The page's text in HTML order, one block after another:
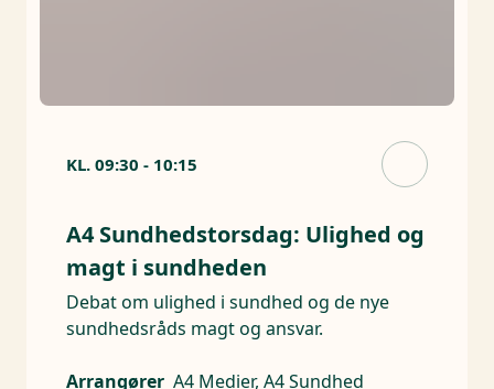
KL. 09:30 - 10:15
A4 Sundhedstorsdag: Ulighed og
magt i sundheden
Debat om ulighed i sundhed og de nye
sundhedsråds magt og ansvar.
Arrangører A4 Medier, A4 Sundhed